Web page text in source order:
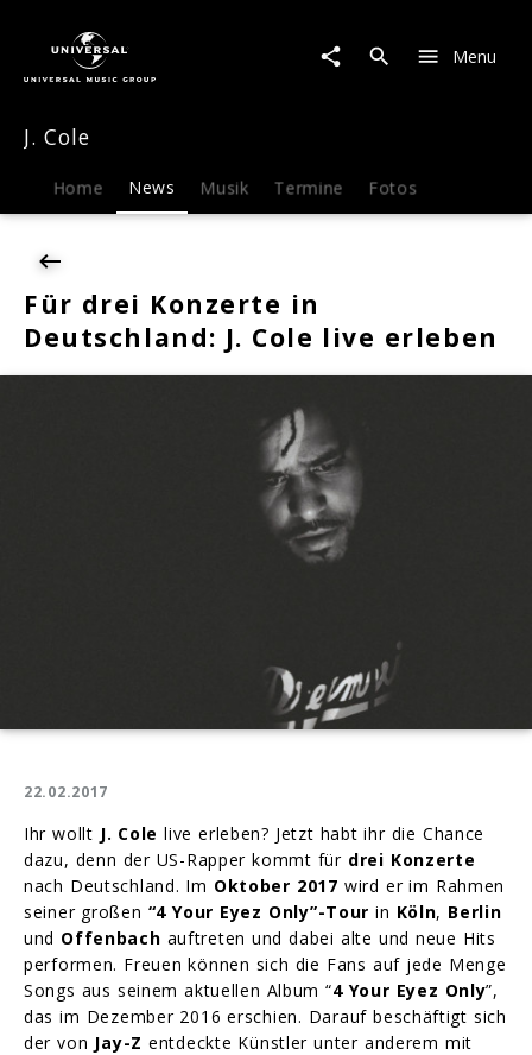
News
Für
Konzerte
in
live
erleben
Menu
J. Cole
Home News Musik Termine Fotos
Für drei Konzerte in
Deutschland: J. Cole live erleben
22.02.2017
Ihr wollt J. Cole live erleben? Jetzt habt ihr die Chance
dazu, denn der US-Rapper kommt für drei Konzerte
nach Deutschland. Im Oktober 2017 wird er im Rahmen
seiner großen “4 Your Eyez Only”-Tourin Köln, Berlin
und Offenbach auftreten und dabei alte und neue Hits
performen. Freuen können sich die Fans auf jede Menge
Songs aus seinem aktuellen Album “4 Your Eyez Only”,
das im Dezember 2016 erschien. Darauf beschäftigt sich
der von Jay-Z entdeckte Künstler unter anderem mit